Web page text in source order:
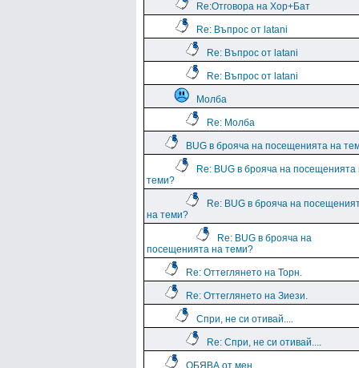
Re:Отговора на Хор+Бат
Re: Въпрос от latani
Re: Въпрос от latani
Re: Въпрос от latani
Молба
Re: Молба
BUG в брояча на посещенията на
Re: BUG в брояча на посещенията
теми?
Re: BUG в брояча на
на теми?
Re: BUG в брояча на
посещенията на теми?
Re: Оттеглянето на Торн.
Re: Оттеглянето на Зиези.
Спри, не си отивай....
Re: Спри, не си отивай....
ОБЯВА от мен